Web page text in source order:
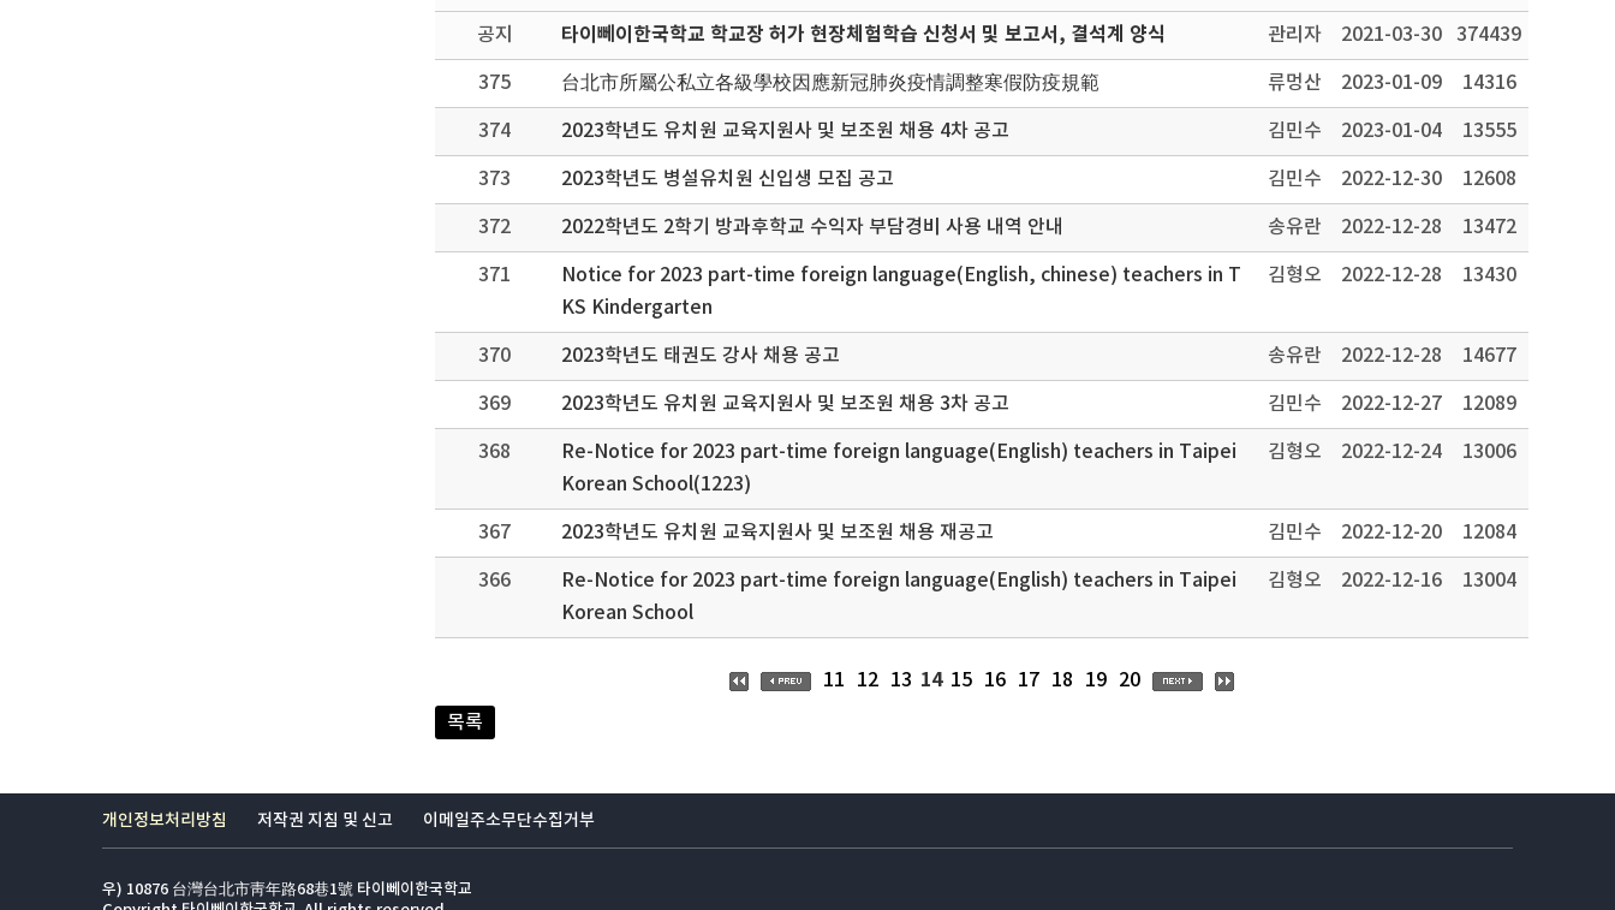
공지 타이뻬이한국학교 학교장 허가 현장체험학습 신청서 및 보고서, 결석계 양식 관리자 2021-03-30 374439
375 台北市所屬公私立各級學校因應新冠肺炎疫情調整寒假防疫規範 류멍산 2023-01-09 14316
374 2023학년도 유치원 교육지원사 및 보조원 채용 4차 공고 김민수 2023-01-04 13555
373 2023학년도 병설유치원 신입생 모집 공고 김민수 2022-12-30 12608
372 2022학년도 2학기 방과후학교 수익자 부담경비 사용 내역 안내 송유란 2022-12-28 13472
371
Notice for 2023 part-time foreign language(English, chinese) teachers in T
KS Kindergarten
김형오 2022-12-28 13430
370 2023학년도 태권도 강사 채용 공고 송유란 2022-12-28 14677
369 2023학년도 유치원 교육지원사 및 보조원 채용 3차 공고 김민수 2022-12-27 12089
368
Re-Notice for 2023 part-time foreign language(English) teachers in Taipei
Korean School(1223)
김형오 2022-12-24 13006
367 2023학년도 유치원 교육지원사 및 보조원 채용 재공고 김민수 2022-12-20 12084
366
Re-Notice for 2023 part-time foreign language(English) teachers in Taipei
Korean School
김형오 2022-12-16 13004
11 12 13 14 15 16 17 18 19
20
목록
개인정보처리방침 저작권 지침 및 신고 이메일주소무단수집거부
우) 10876 台灣台北市靑年路68巷1號 타이뻬이한국학교